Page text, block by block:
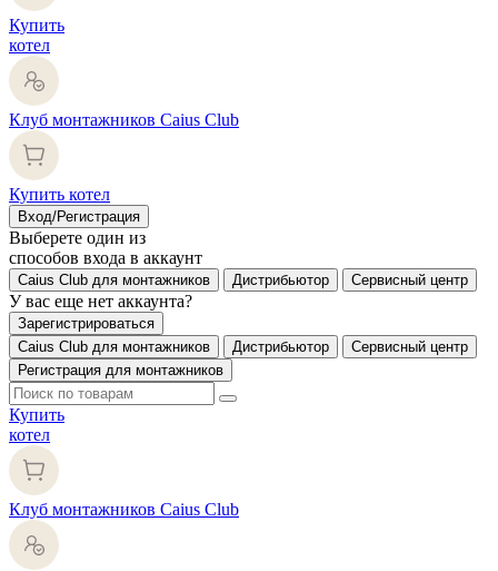
Купить
котел
Клуб монтажников Caius Club
Купить котел
Вход/Регистрация
Выберете один из
способов входа в аккаунт
Caius Club для монтажников Дистрибьютор Сервисный центр
У вас еще нет аккаунта?
Зарегистрироваться
Caius Club для монтажников
Дистрибьютор
Сервисный центр
Регистрация для монтажников
Купить
котел
Клуб монтажников Caius Club